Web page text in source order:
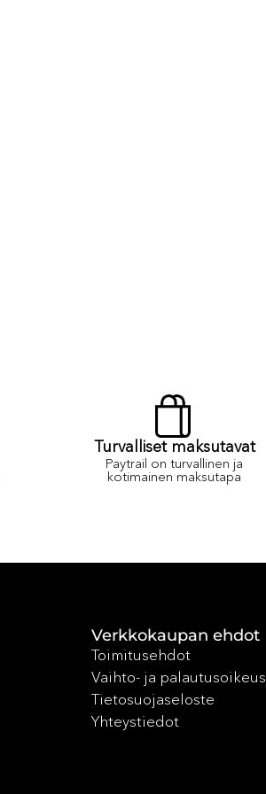
Turvalliset maksutavat
Paytrail on turvallinen ja
kotimainen maksutapa
Verkkokaupan ehdot
Toimitusehdot
Vaihto- ja palautusoikeus
Tietosuojaseloste
Yhteystiedot